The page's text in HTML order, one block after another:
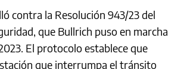
contra la Resolución 943/23 del
que Bullrich puso en marcha
El protocolo establece que
que interrumpa el tránsito